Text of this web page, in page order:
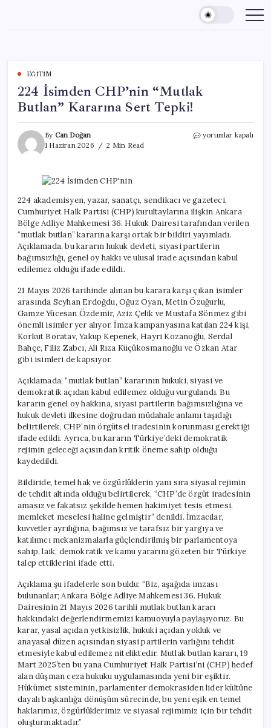
content
EĞITIM
224 İsimden CHP’nin “Mutlak
Butlan” Kararına Sert Tepki!
By Can Doğan
1 Haziran 2026
2 Min Read
224
Sert
Tepki!
için
yorumlar kapalı
224 akademisyen, yazar, sanatçı, sendikacı ve gazeteci,
Cumhuriyet Halk Partisi (CHP) kurultaylarına ilişkin Ankara
Bölge Adliye Mahkemesi 36. Hukuk Dairesi tarafından verilen
“mutlak butlan” kararına karşı ortak bir bildiri yayımladı.
Açıklamada, bu kararın hukuk devleti, siyasi partilerin
bağımsızlığı, genel oy hakkı ve ulusal irade açısından kabul
edilemez olduğu ifade edildi.
21 Mayıs 2026 tarihinde alınan bu karara karşı çıkan isimler
arasında Seyhan Erdoğdu, Oğuz Oyan, Metin Özuğurlu,
Gamze Yücesan Özdemir, Aziz Çelik ve Mustafa Sönmez gibi
önemli isimler yer alıyor. İmza kampanyasına katılan 224 kişi,
Korkut Boratav, Yakup Kepenek, Hayri Kozanoğlu, Serdal
Bahçe, Filiz Zabcı, Ali Rıza Küçükosmanoğlu ve Özkan Atar
gibi isimleri de kapsıyor.
Açıklamada, “mutlak butlan” kararının hukuki, siyasi ve
demokratik açıdan kabul edilemez olduğu vurgulandı. Bu
kararın genel oy hakkına, siyasi partilerin bağımsızlığına ve
hukuk devleti ilkesine doğrudan müdahale anlamı taşıdığı
belirtilerek, CHP’nin örgütsel iradesinin korunması gerektiği
ifade edildi. Ayrıca, bu kararın Türkiye’deki demokratik
rejimin geleceği açısından kritik öneme sahip olduğu
kaydedildi.
Bildiride, temel hak ve özgürlüklerin yanı sıra siyasal rejimin
de tehdit altında olduğu belirtilerek, “CHP’de örgüt iradesinin
amasız ve fakatsız şekilde hemen hakimiyet tesis etmesi,
memleket meselesi haline gelmiştir” denildi. İmzacılar,
kuvvetler ayrılığına, bağımsız ve tarafsız bir yargıya ve
katılımcı mekanizmalarla güçlendirilmiş bir parlamentoya
sahip, laik, demokratik ve kamu yararını gözeten bir Türkiye
talep ettiklerini ifade etti.
Açıklama şu ifadelerle son buldu: “Biz, aşağıda imzası
bulunanlar; Ankara Bölge Adliye Mahkemesi 36. Hukuk
Dairesinin 21 Mayıs 2026 tarihli mutlak butlan kararı
hakkındaki değerlendirmemizi kamuoyuyla paylaşıyoruz. Bu
karar, yasal açıdan yetkisizlik, hukuki açıdan yokluk ve
anayasal düzen açısından siyasi partilerin varlığını tehdit
etmesiyle kabul edilemez niteliktedir. Mutlak butlan kararı, 19
Mart 2025’ten bu yana Cumhuriyet Halk Partisi’ni (CHP) hedef
alan düşman ceza hukuku uygulamasında yeni bir eşiktir.
Hükümet sisteminin, parlamenter demokrasiden lider kültüne
dayalı başkanlığa dönüşüm sürecinde, bu yeni eşik en temel
haklarımız, özgürlüklerimiz ve siyasal rejimimiz için bir tehdit
oluşturmaktadır.”